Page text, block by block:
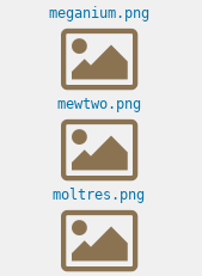
meganium.png
mewtwo.png
moltres.png